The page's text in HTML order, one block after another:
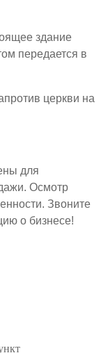
здание
передается в
церкви на
для
Осмотр
Звоните
о бизнесе!